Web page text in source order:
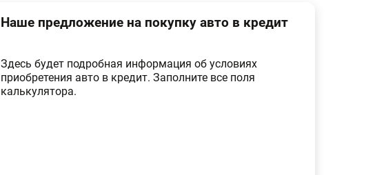
Наше предложение на покупку авто в кредит
Здесь будет подробная информация об условиях
приобретения авто в кредит. Заполните все поля
калькулятора.